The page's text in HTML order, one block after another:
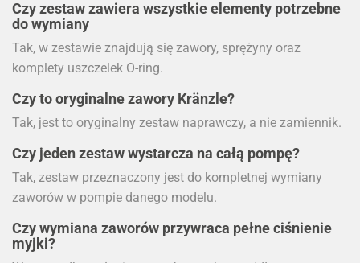
Czy zestaw zawiera wszystkie elementy potrzebne
do wymiany
Tak, w zestawie znajdują się zawory, sprężyny oraz
komplety uszczelek O-ring.
Czy to oryginalne zawory Kränzle?
Tak, jest to oryginalny zestaw naprawczy, a nie zamiennik.
Czy jeden zestaw wystarcza na całą pompę?
Tak, zestaw przeznaczony jest do kompletnej wymiany
zaworów w pompie danego modelu.
Czy wymiana zaworów przywraca pełne ciśnienie
myjki?